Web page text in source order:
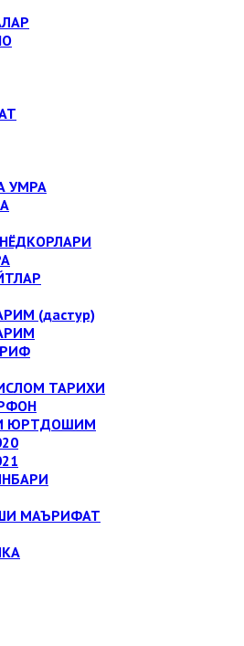
УМРА
(дастур)
ТАРИХИ
ЮРТДОШИМ
МАЪРИФАТ